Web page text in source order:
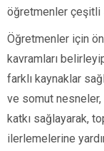
öğretmenler
Öğretmenler için
kavramları
farklı kaynaklar
ve somut nesneler,
katkı sağlayarak,
ilerlemelerine